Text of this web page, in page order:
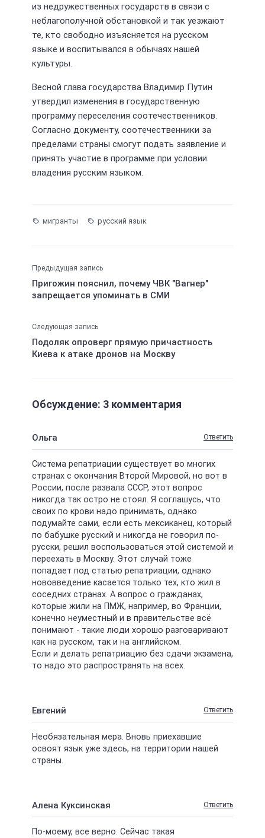
из недружественных государств в связи с
неблагополучной обстановкой и так уезжают
те, кто свободно изъясняется на русском
языке и воспитывался в обычаях нашей
культуры.
Весной глава государства Владимир Путин
утвердил изменения в государственную
программу переселения соотечественников.
Согласно документу, соотечественники за
пределами страны смогут подать заявление и
принять участие в программе при условии
владения русским языком.
мигранты русский язык
Предыдущая запись
Пригожин пояснил, почему ЧВК "Вагнер"
запрещается упоминать в СМИ
Следующая запись
Подоляк опроверг прямую причастность
Киева к атаке дронов на Москву
Обсуждение: 3 комментария
Ольга Ответить
Система репатриации существует во многих
странах с окончания Второй Мировой, но вот в
России, после развала СССР, этот вопрос
никогда так остро не стоял. Я соглашусь, что
своих по крови надо принимать, однако
подумайте сами, если есть мексиканец, который
по бабушке русский и никогда не говорил по-
русски, решил воспользоваться этой системой и
переехать в Москву. Этот случай тоже
попадает под статью репатриации, однако
нововведение касается только тех, кто жил в
соседних странах. А вопрос о гражданах,
которые жили на ПМЖ, например, во Франции,
конечно неуместный и в правительстве всё
понимают - такие люди хорошо разговаривают
как на русском, так и на английском.
Если и делать репатриацию без сдачи экзамена,
то надо это распространять на всех.
Евгений Ответить
Необязательная мера. Вновь приехавшие
освоят язык уже здесь, на территории нашей
страны.
Алена Куксинская Ответить
По-моему, все верно. Сейчас такая